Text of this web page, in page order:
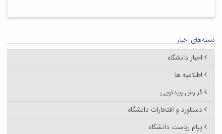
دسته‌های اخبار
اخبار دانشگاه
اطلاعیه ها
گزارش ویدئویی
دستاورد و افتخارات دانشگاه
پیام ریاست دانشگاه